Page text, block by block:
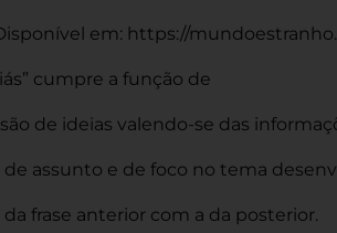
em: https://
cumpre a função de
de ideias valendo-se das
assunto e de foco no tema
frase anterior com a da posterior.